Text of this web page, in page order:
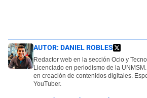
AUTOR: DANIEL ROBLES
Redactor web en la sección Ocio y
Licenciado en periodismo de la
en creación de contenidos digitales.
YouTuber.